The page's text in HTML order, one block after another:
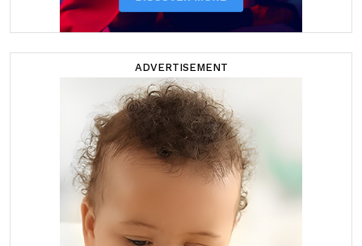
ADVERTISEMENT